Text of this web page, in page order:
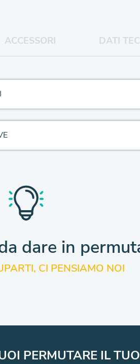
ACCESSORI DATI
dare in
CI PENSIAMO NOI
PERMUTARE IL